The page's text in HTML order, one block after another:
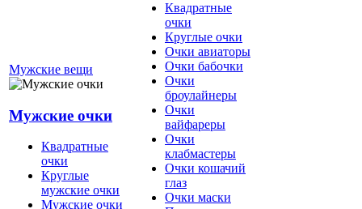
Мужские вещи
Мужские очки
Квадратные
очки
Круглые
мужские очки
Мужские очки
Квадратные
очки
Круглые очки
Очки авиаторы
Очки бабочки
Очки
броулайнеры
Очки
вайфареры
Очки
клабмастеры
Очки кошачий
глаз
Очки маски